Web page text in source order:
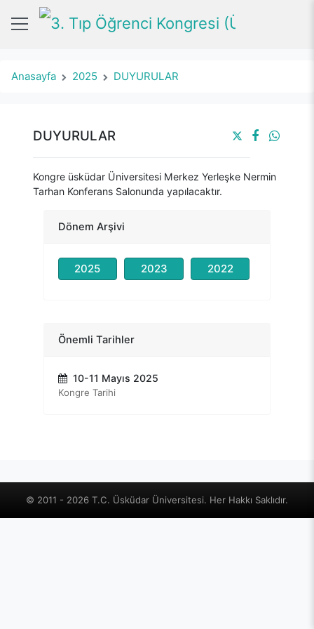
Anasayfa 2025 DUYURULAR
DUYURULAR
Kongre üsküdar Üniversitesi Merkez Yerleşke Nermin
Tarhan Konferans Salonunda yapılacaktır.
Dönem Arşivi
2025 2023 2022
Önemli Tarihler
10-11 Mayıs 2025
Kongre Tarihi
© 2011 - 2026 T.C. Üsküdar Üniversitesi. Her Hakkı Saklıdır.